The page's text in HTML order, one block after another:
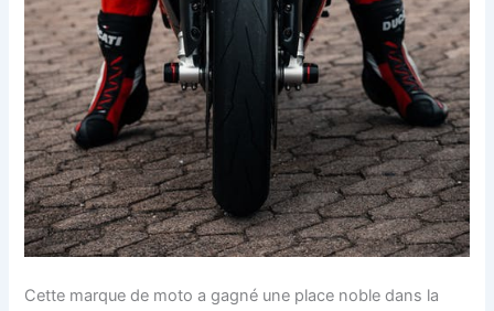
Cette marque de moto a gagné une place noble dans la